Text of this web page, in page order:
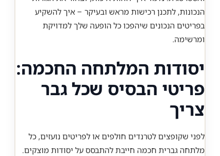
הנכונות, לתכנן רכישות מראש ובעיקר – איך להשקיע
בפריטים הנכונים שיהפכו כל הופעה שלך למדויקת
ומרשימה.
יסודות המלתחה החכמה:
פריטי הבסיס שכל גבר
צריך
לפני שקופצים לטרנדים חולפים או לפריטים נועזים, כל
מלתחה גברית חכמה חייבת להתבסס על יסודות מוצקים.